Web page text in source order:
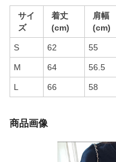
サイ
ズ
着丈
(cm)
肩幅
(cm)
S 62 55
M 64 56.5
L 66 58
商品画像